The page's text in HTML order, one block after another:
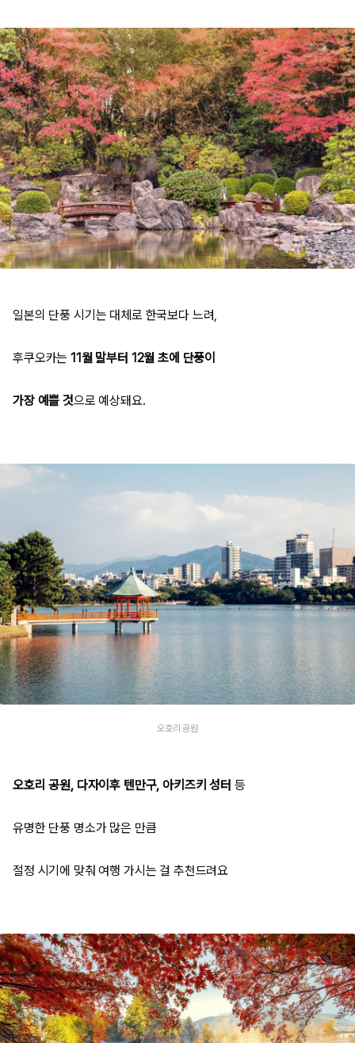
일본의 단풍 시기는 대체로 한국보다 느려,
후쿠오카는11월 말부터 12월 초에 단풍이
가장 예쁠 것으로 예상돼요.
오호리 공원
오호리 공원, 다자이후 텐만구, 아키즈키 성터 등
유명한 단풍 명소가 많은 만큼
절정 시기에 맞춰 여행 가시는 걸 추천드려요